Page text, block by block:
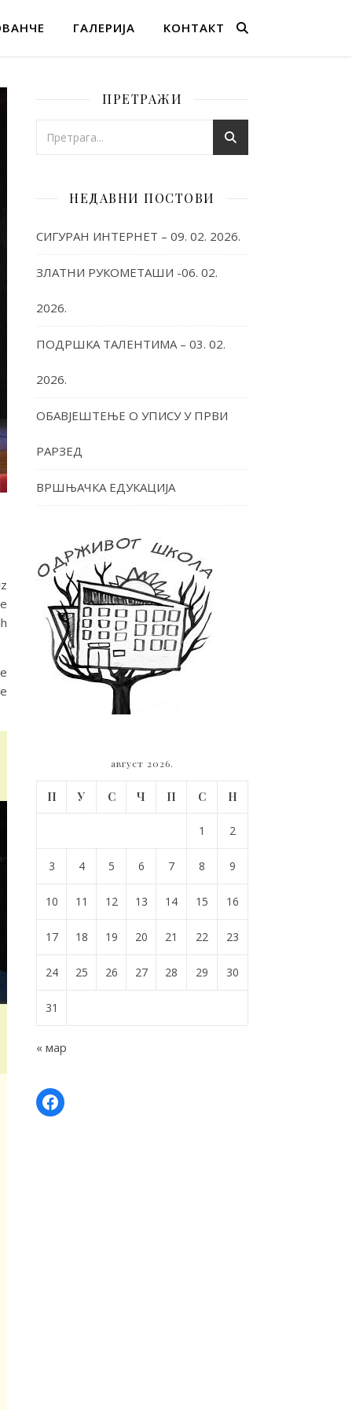
ГАЛЕРИЈА KОНТАКТ
ПРЕТРАЖИ
НЕДАВНИ ПОСТОВИ
СИГУРАН ИНТЕРНЕТ – 09. 02. 2026.
ЗЛАТНИ РУКОМЕТАШИ -06. 02.
2026.
ПОДРШКА ТАЛЕНТИМА – 03. 02.
2026.
ОБАВЈЕШТЕЊЕ О УПИСУ У ПРВИ
РАРЗЕД
ВРШЊАЧКА ЕДУКАЦИЈА
август 2026.
П У С Ч П С Н
1 2
3 4 5 6 7 8 9
10 11 12 13 14 15 16
17 18 19 20 21 22 23
24 25 26 27 28 29 30
31
« мар